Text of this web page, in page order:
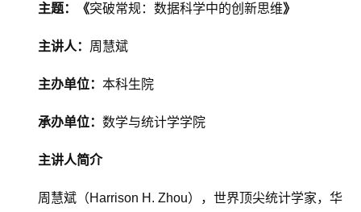
主题：《突破常规：数据科学中的创新思维》
主讲人： 周慧斌
主办单位： 本科生院
承办单位： 数学与统计学学院
主讲人简介
周慧斌（Harrison H. Zhou），世界顶尖统计学家，华